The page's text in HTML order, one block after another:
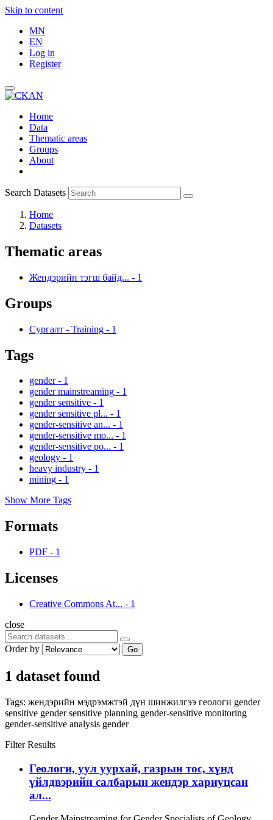
Skip to content
MN
EN
Log in
Register
Home
Data
Thematic areas
Groups
About
Search Datasets
Home
Datasets
Thematic areas
Жендэрийн тэгш байд... - 1
Groups
Сургалт - Training - 1
Tags
gender - 1
gender mainstreaming - 1
gender sensitive - 1
gender sensitive pl... - 1
gender-sensitive an... - 1
gender-sensitive mo... - 1
gender-sensitive po... - 1
geology - 1
heavy industry - 1
mining - 1
Show More Tags
Formats
PDF - 1
Licenses
Creative Commons At... - 1
close
Order by Go
1 dataset found
Tags: жендэрийн мэдрэмжтэй дүн шинжилгээ геологи gender
sensitive gender sensitive planning gender-sensitive monitoring
gender-sensitive analysis gender
Filter Results
Геологи, уул уурхай, газрын тос, хүнд
үйлдвэрийн салбарын жендэр хариуцсан
ал...